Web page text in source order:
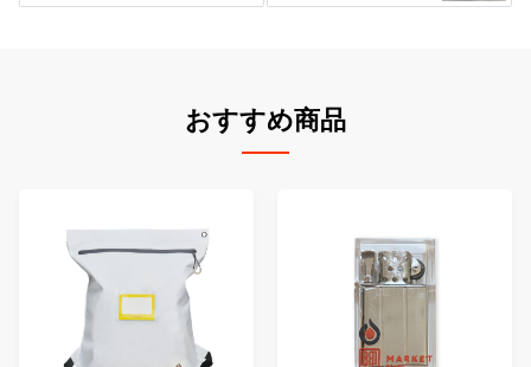
おすすめ商品